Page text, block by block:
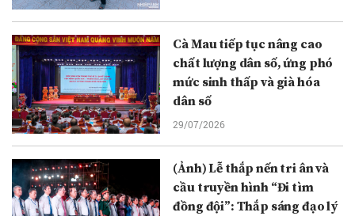
Cà Mau tiếp tục nâng cao
chất lượng dân số, ứng phó
mức sinh thấp và già hóa
dân số
29/07/2026
(Ảnh) Lễ thắp nến tri ân và
cầu truyền hình “Đi tìm
đồng đội”: Thắp sáng đạo lý